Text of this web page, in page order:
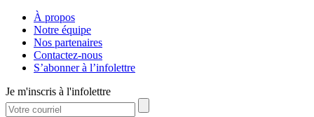
À propos
Notre équipe
Nos partenaires
Contactez-nous
S’abonner à l’infolettre
Je m'inscris à l'infolettre